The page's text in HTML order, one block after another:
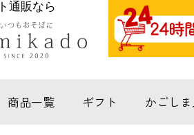
通販なら
商品一覧 ギフト かごし